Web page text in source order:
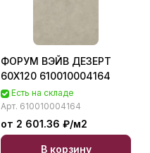
ФОРУМ ВЭЙВ ДЕЗЕРТ
60X120 610010004164
Есть на складе
Арт. 610010004164
от 2 601.36 ₽/м2
В корзину